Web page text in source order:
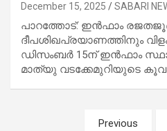
December 15, 2025 SABARI
പാറത്തോട്: ഇന്‍ഫാം
ദീപശിഖപ്രയാണത്തിനും
ഡിസംബര്‍ 15ന് ഇന്‍ഫാം
മാത്യു വടക്കേമുറിയുടെ
Previous